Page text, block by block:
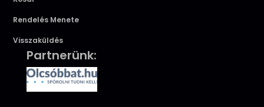
Rendelés Menete
Visszaküldés
Partnerünk: